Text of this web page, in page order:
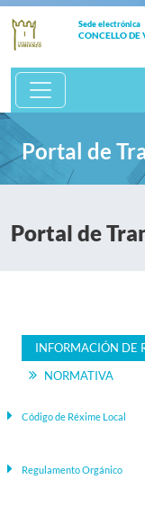
Sede electrónica
CONCELLO DE
Portal de
Portal de
INFORMACIÓN DE
NORMATIVA
Código de Réxime Local
Regulamento Orgánico